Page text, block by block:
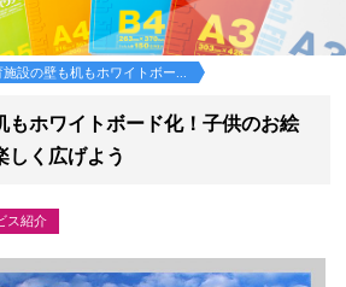
施設の壁も机もホワイトボー...
もホワイトボード化！子供のお絵
しく広げよう
ス紹介